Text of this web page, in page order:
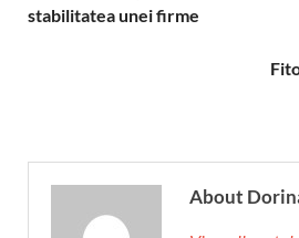
stabilitatea unei firme
About